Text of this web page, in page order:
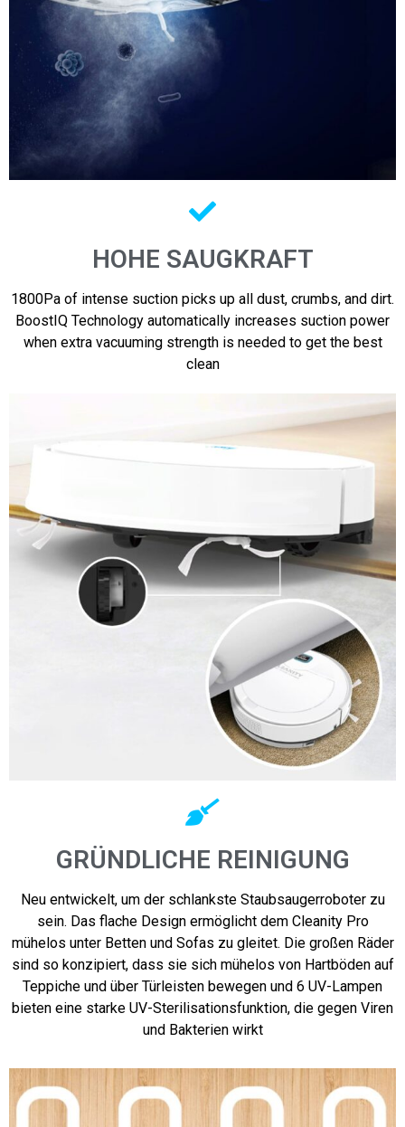
HOHE SAUGKRAFT
1800Pa of intense suction picks up all dust, crumbs, and dirt.
BoostIQ Technology automatically increases suction power
when extra vacuuming strength is needed to get the best
clean
GRÜNDLICHE REINIGUNG
Neu entwickelt, um der schlankste Staubsaugerroboter zu
sein. Das flache Design ermöglicht dem Cleanity Pro
mühelos unter Betten und Sofas zu gleitet. Die großen Räder
sind so konzipiert, dass sie sich mühelos von Hartböden auf
Teppiche und über Türleisten bewegen und 6 UV-Lampen
bieten eine starke UV-Sterilisationsfunktion, die gegen Viren
und Bakterien wirkt